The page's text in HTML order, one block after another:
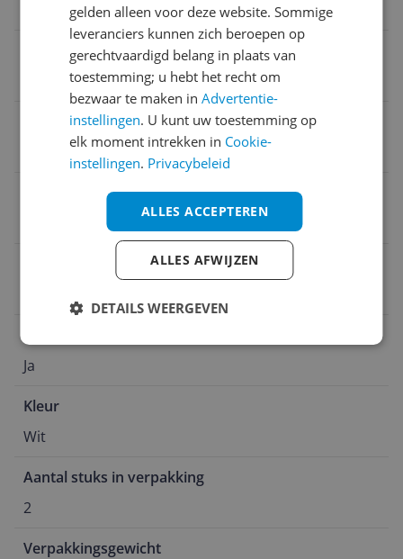
Bediening via mobiele app
Fabrieksgarantie termijn
Aansluiting radiatorknop
Inclusief adapter(s)
Ja
Kleur
Wit
Aantal stuks in verpakking
2
Verpakkingsgewicht
gelden alleen voor deze website. Sommige
leveranciers kunnen zich beroepen op
gerechtvaardigd belang in plaats van
toestemming; u hebt het recht om
bezwaar te maken inAdvertentie-
instellingen. U kunt uw toestemming op
elk moment intrekken in Cookie-
instellingen. Privacybeleid
ALLES ACCEPTEREN
ALLES AFWIJZEN
DETAILS WEERGEVEN